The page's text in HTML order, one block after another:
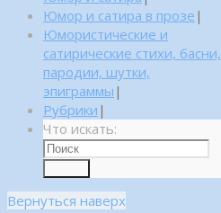
Юмор и сатира в прозе |
Юмористические и
сатирические стихи, басни,
пародии, шутки,
эпиграммы |
Рубрики |
Что искать:
Вернуться наверх